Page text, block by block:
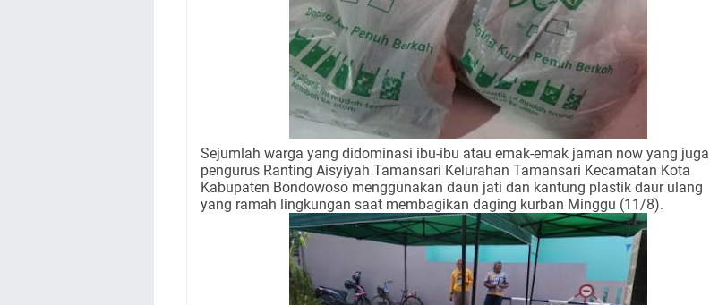
Sejumlah warga yang didominasi ibu-ibu atau emak-emak jaman now yang juga
pengurus Ranting Aisyiyah Tamansari Kelurahan Tamansari Kecamatan Kota
Kabupaten Bondowoso menggunakan daun jati dan kantung plastik daur ulang
yang ramah lingkungan saat membagikan daging kurban Minggu (11/8).